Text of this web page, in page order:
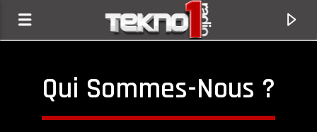
Qui Sommes-Nous ?